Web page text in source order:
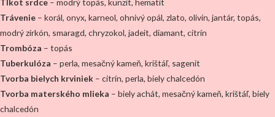
Tlkot srdce – modrý topás, kunzit, hematit
Trávenie – korál, onyx, karneol, ohnivý opál, zlato, olivín, jantár, topás,
modrý zirkón, smaragd, chryzokol, jadeit, diamant, citrín
Trombóza – topás
Tuberkulóza – perla, mesačný kameň, krištáľ, sagenit
Tvorba bielych krviniek – citrín, perla, biely chalcedón
Tvorba materského mlieka – biely achát, mesačný kameň, krištáľ, biely
chalcedón